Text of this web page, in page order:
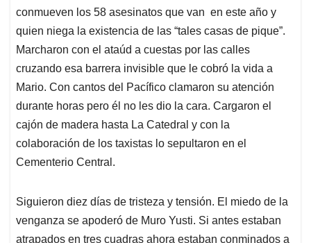
conmueven los 58 asesinatos que van en este año y
quien niega la existencia de las “tales casas de pique”.
Marcharon con el ataúd a cuestas por las calles
cruzando esa barrera invisible que le cobró la vida a
Mario. Con cantos del Pacífico clamaron su atención
durante horas pero él no les dio la cara. Cargaron el
cajón de madera hasta La Catedral y con la
colaboración de los taxistas lo sepultaron en el
Cementerio Central.
Siguieron diez días de tristeza y tensión. El miedo de la
venganza se apoderó de Muro Yusti. Si antes estaban
atrapados en tres cuadras ahora estaban conminados a